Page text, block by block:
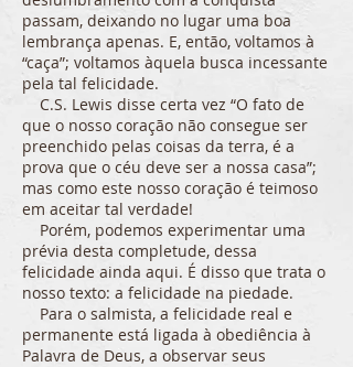
passam, deixando no lugar uma boa
lembrança apenas. E, então, voltamos à
“caça”; voltamos àquela busca incessante
pela tal felicidade.
C.S. Lewis disse certa vez “O fato de
que o nosso coração não consegue ser
preenchido pelas coisas da terra, é a
prova que o céu deve ser a nossa casa”;
mas como este nosso coração é teimoso
em aceitar tal verdade!
Porém, podemos experimentar uma
prévia desta completude, dessa
felicidade ainda aqui. É disso que trata o
nosso texto: a felicidade na piedade.
Para o salmista, a felicidade real e
permanente está ligada à obediência à
Palavra de Deus, a observar seus